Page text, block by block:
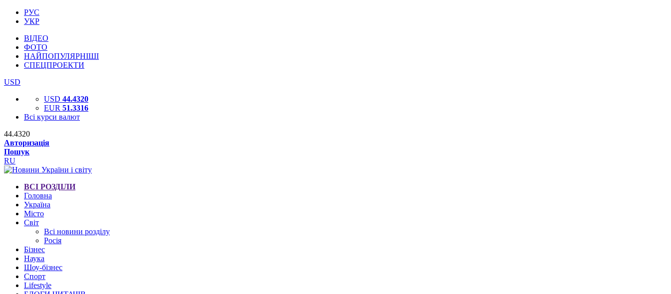
РУС
УКР
ВІДЕО
ФОТО
НАЙПОПУЛЯРНІШІ
СПЕЦПРОЕКТИ
USD
USD 44.4320
EUR 51.3316
Всі курси валют
44.4320
Авторизація
Пошук
RU
ВСІ РОЗДІЛИ
Головна
Україна
Місто
Світ
Всі новини розділу
Росія
Бізнес
Наука
Шоу-бізнес
Спорт
Lifestyle